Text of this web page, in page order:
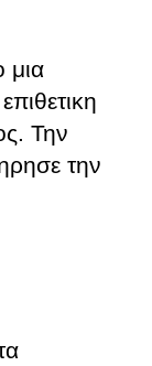
μια
Την
την